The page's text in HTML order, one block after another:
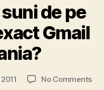
de pe
Gmail
No Commentson